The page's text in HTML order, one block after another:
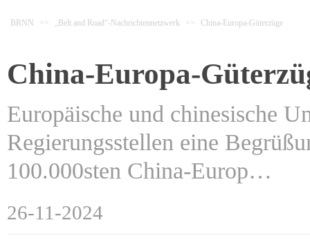
BRNN >> „Belt and Road“-Nachrichtennetzwerk >> China-Europa-Güterzüge
China-Europa-
Europäische und chinesische
Regierungsstellen eine
100.000sten China-Europ…
26-11-2024